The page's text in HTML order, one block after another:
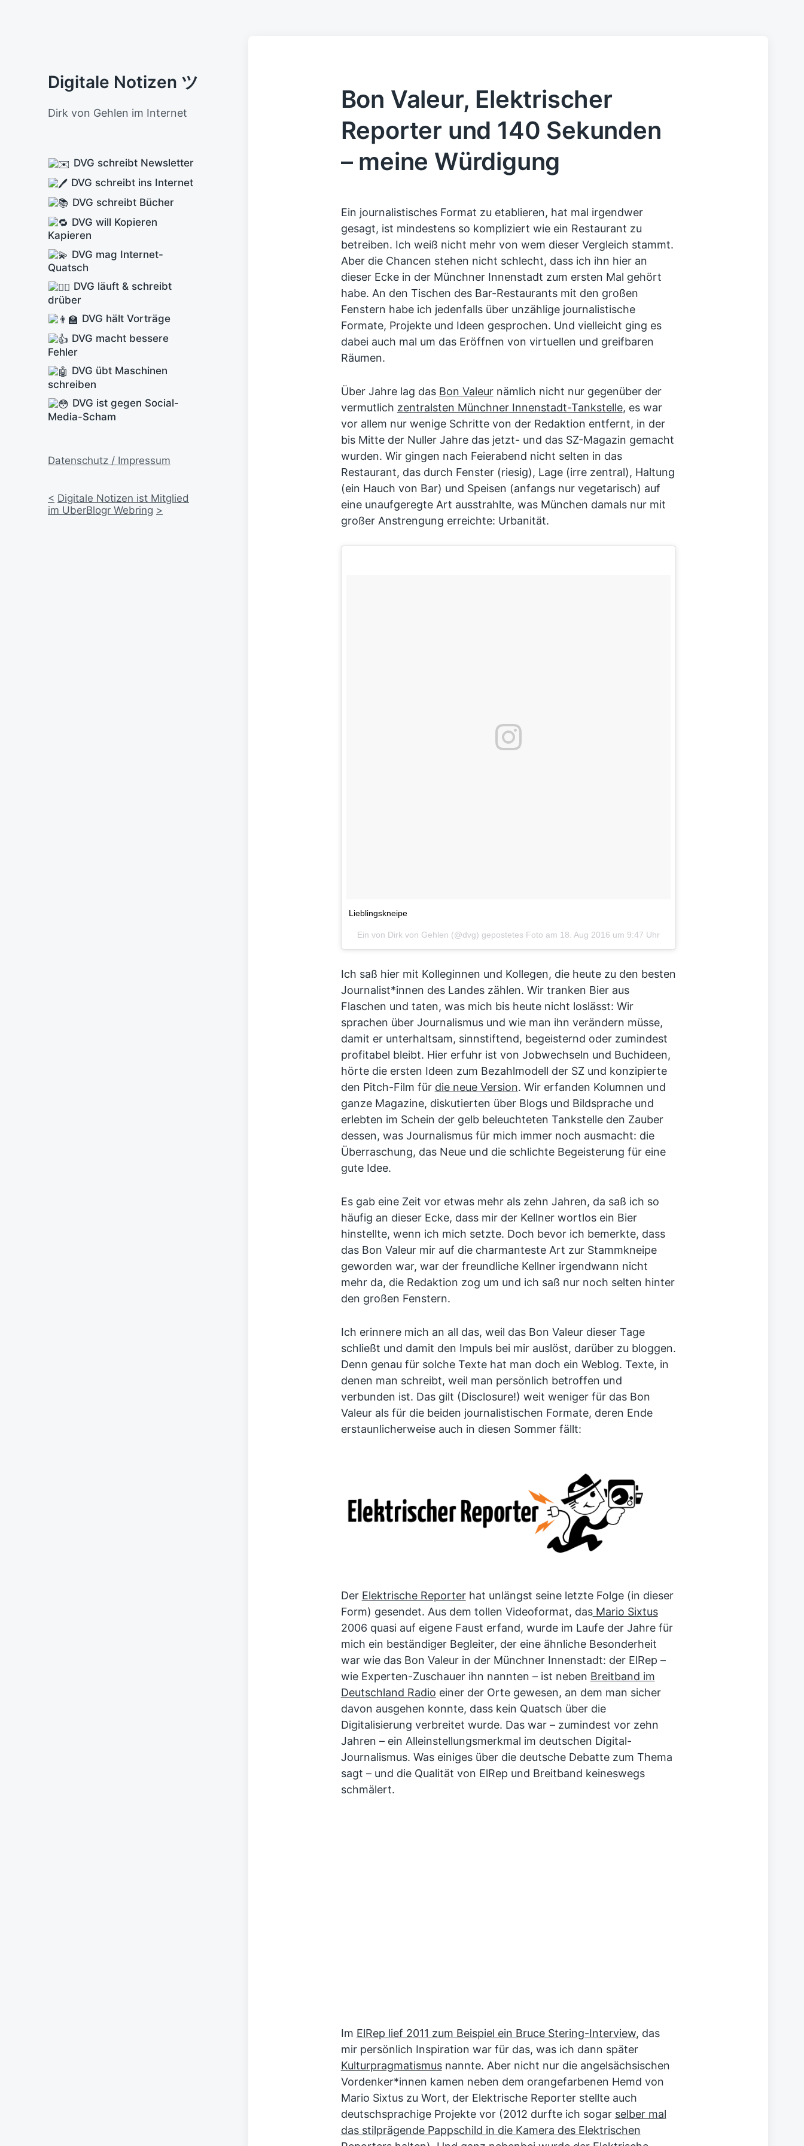
Digitale Notizen ツ
Dirk von Gehlen im Internet
DVG schreibt Newsletter
DVG schreibt ins Internet
DVG schreibt Bücher
DVG will Kopieren
Kapieren
DVG mag Internet-
Quatsch
DVG läuft & schreibt
drüber
DVG hält Vorträge
DVG macht bessere
Fehler
DVG übt Maschinen
schreiben
DVG ist gegen Social-
Media-Scham
Datenschutz / Impressum
< Digitale Notizen ist Mitglied
im UberBlogr Webring >
Bon Valeur, Elektrischer
Reporter und 140 Sekunden
– meine Würdigung
Ein journalistisches Format zu etablieren, hat mal irgendwer
gesagt, ist mindestens so kompliziert wie ein Restaurant zu
betreiben. Ich weiß nicht mehr von wem dieser Vergleich stammt.
Aber die Chancen stehen nicht schlecht, dass ich ihn hier an
dieser Ecke in der Münchner Innenstadt zum ersten Mal gehört
habe. An den Tischen des Bar-Restaurants mit den großen
Fenstern habe ich jedenfalls über unzählige journalistische
Formate, Projekte und Ideen gesprochen. Und vielleicht ging es
dabei auch mal um das Eröffnen von virtuellen und greifbaren
Räumen.
Über Jahre lag das Bon Valeurnämlich nicht nur gegenüber der
vermutlich zentralsten Münchner Innenstadt-Tankstelle, es war
vor allem nur wenige Schritte von der Redaktion entfernt, in der
bis Mitte der Nuller Jahre das jetzt- und das SZ-Magazin gemacht
wurden. Wir gingen nach Feierabend nicht selten in das
Restaurant, das durch Fenster (riesig), Lage (irre zentral), Haltung
(ein Hauch von Bar) und Speisen (anfangs nur vegetarisch) auf
eine unaufgeregte Art ausstrahlte, was München damals nur mit
großer Anstrengung erreichte: Urbanität.
Lieblingskneipe
Ein von Dirk von Gehlen (@dvg) gepostetes Foto am 18. Aug 2016 um 9:47 Uhr
Ich saß hier mit Kolleginnen und Kollegen, die heute zu den besten
Journalist*innen des Landes zählen. Wir tranken Bier aus
Flaschen und taten, was mich bis heute nicht loslässt: Wir
sprachen über Journalismus und wie man ihn verändern müsse,
damit er unterhaltsam, sinnstiftend, begeisternd oder zumindest
profitabel bleibt. Hier erfuhr ist von Jobwechseln und Buchideen,
hörte die ersten Ideen zum Bezahlmodell der SZ und konzipierte
den Pitch-Film für die neue Version. Wir erfanden Kolumnen und
ganze Magazine, diskutierten über Blogs und Bildsprache und
erlebten im Schein der gelb beleuchteten Tankstelle den Zauber
dessen, was Journalismus für mich immer noch ausmacht: die
Überraschung, das Neue und die schlichte Begeisterung für eine
gute Idee.
Es gab eine Zeit vor etwas mehr als zehn Jahren, da saß ich so
häufig an dieser Ecke, dass mir der Kellner wortlos ein Bier
hinstellte, wenn ich mich setzte. Doch bevor ich bemerkte, dass
das Bon Valeur mir auf die charmanteste Art zur Stammkneipe
geworden war, war der freundliche Kellner irgendwann nicht
mehr da, die Redaktion zog um und ich saß nur noch selten hinter
den großen Fenstern.
Ich erinnere mich an all das, weil das Bon Valeur dieser Tage
schließt und damit den Impuls bei mir auslöst, darüber zu bloggen.
Denn genau für solche Texte hat man doch ein Weblog. Texte, in
denen man schreibt, weil man persönlich betroffen und
verbunden ist. Das gilt (Disclosure!) weit weniger für das Bon
Valeur als für die beiden journalistischen Formate, deren Ende
erstaunlicherweise auch in diesen Sommer fällt:
Der Elektrische Reporterhat unlängst seine letzte Folge (in dieser
Form) gesendet. Aus dem tollen Videoformat, dasMario Sixtus
2006 quasi auf eigene Faust erfand, wurde im Laufe der Jahre für
mich ein beständiger Begleiter, der eine ähnliche Besonderheit
war wie das Bon Valeur in der Münchner Innenstadt: der ElRep –
wie Experten-Zuschauer ihn nannten – ist neben Breitband im
Deutschland Radio einer der Orte gewesen, an dem man sicher
davon ausgehen konnte, dass kein Quatsch über die
Digitalisierung verbreitet wurde. Das war – zumindest vor zehn
Jahren – ein Alleinstellungsmerkmal im deutschen Digital-
Journalismus. Was einiges über die deutsche Debatte zum Thema
sagt – und die Qualität von ElRep und Breitband keineswegs
schmälert.
Im ElRep lief 2011 zum Beispiel ein Bruce Stering-Interview, das
mir persönlich Inspiration war für das, was ich dann später
Kulturpragmatismusnannte. Aber nicht nur die angelsächsischen
Vordenker*innen kamen neben dem orangefarbenen Hemd von
Mario Sixtus zu Wort, der Elektrische Reporter stellte auch
deutschsprachige Projekte vor (2012 durfte ich sogar selber mal
das stilprägende Pappschild in die Kamera des Elektrischen